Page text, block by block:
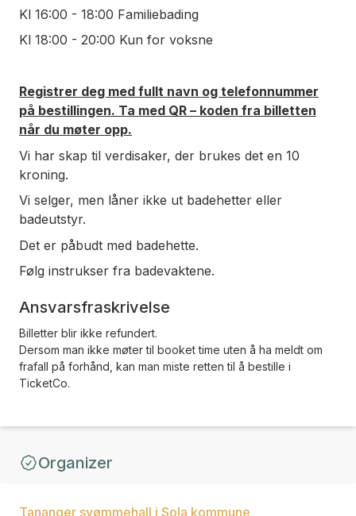
Kl 16:00 - 18:00 Familiebading
Kl 18:00 - 20:00 Kun for voksne
Registrer deg med fullt navn og telefonnummer
på bestillingen. Ta med QR – koden fra billetten
når du møter opp.
Vi har skap til verdisaker, der brukes det en 10
kroning.
Vi selger, men låner ikke ut badehetter eller
badeutstyr.
Det er påbudt med badehette.
Følg instrukser fra badevaktene.
Ansvarsfraskrivelse
Billetter blir ikke refundert.
Dersom man ikke møter til booket time uten å ha meldt om
frafall på forhånd, kan man miste retten til å bestille i
TicketCo.
Organizer
Tananger svømmehall i Sola kommune